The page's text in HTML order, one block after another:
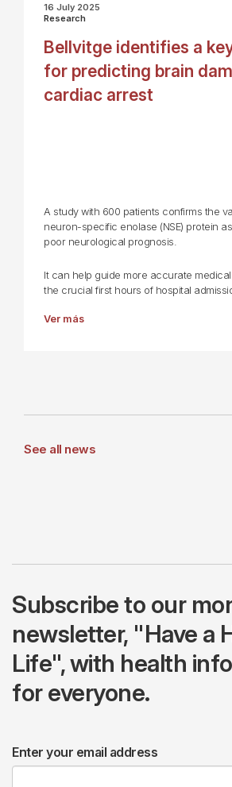
16 July 2025
Research
Bellvitge identifies a
for predicting brain
cardiac arrest
A study with 600 patients confirms the
neuron-specific enolase (NSE) protein
poor neurological prognosis.
It can help guide more accurate
the crucial first hours of hospital
Ver más
See all news
Subscribe to our
newsletter, "Have a
Life", with health
for everyone.
Enter your email address